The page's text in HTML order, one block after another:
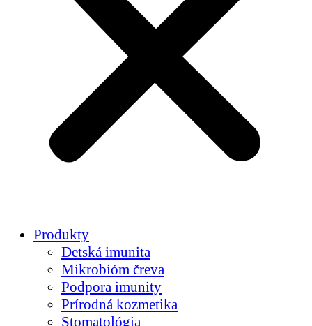
Produkty
Detská imunita
Mikrobióm čreva
Podpora imunity
Prírodná kozmetika
Stomatológia